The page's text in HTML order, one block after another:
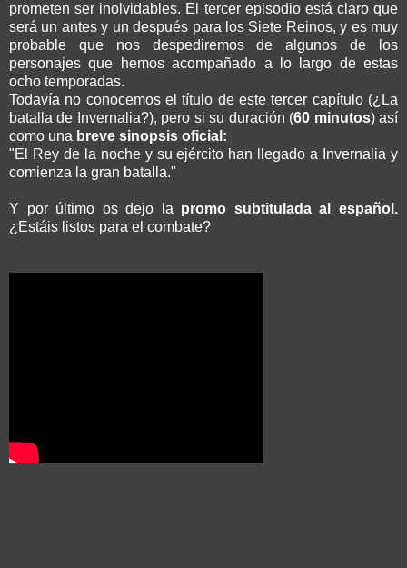
prometen ser inolvidables. El tercer episodio está claro que
será un antes y un después para los Siete Reinos, y es muy
probable que nos despediremos de algunos de los
personajes que hemos acompañado a lo largo de estas
ocho temporadas.
Todavía no conocemos el título de este tercer capítulo (¿La
batalla de Invernalia?), pero si su duración (60 minutos) así
como una breve sinopsis oficial:
"El Rey de la noche y su ejército han llegado a Invernalia y
comienza la gran batalla."
Y por último os dejo la promo subtitulada al español.
¿Estáis listos para el combate?